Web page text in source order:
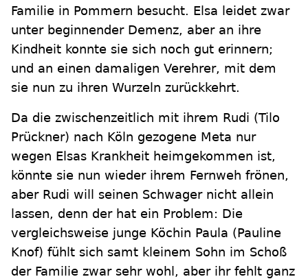
Familie in Pommern besucht. Elsa leidet zwar
unter beginnender Demenz, aber an ihre
Kindheit konnte sie sich noch gut erinnern;
und an einen damaligen Verehrer, mit dem
sie nun zu ihren Wurzeln zurückkehrt.
Da die zwischenzeitlich mit ihrem Rudi (Tilo
Prückner) nach Köln gezogene Meta nur
wegen Elsas Krankheit heimgekommen ist,
könnte sie nun wieder ihrem Fernweh frönen,
aber Rudi will seinen Schwager nicht allein
lassen, denn der hat ein Problem: Die
vergleichsweise junge Köchin Paula (Pauline
Knof) fühlt sich samt kleinem Sohn im Schoß
der Familie zwar sehr wohl, aber ihr fehlt ganz